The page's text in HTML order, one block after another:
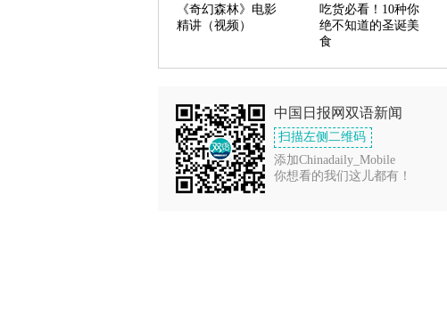
《奇幻森林》电影
精讲（视频）
吃货必看！10种你
绝不知道的圣诞美
食
中国日报网双语新闻
扫描左侧二维码
添加Chinadaily_Mobile
你想看的我们这儿都有！